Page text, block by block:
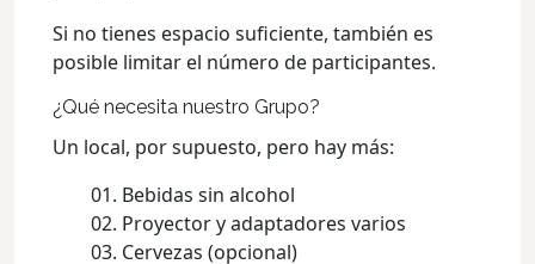
Si no tienes espacio suficiente, también es
posible limitar el número de participantes.
¿Qué necesita nuestro Grupo?
Un local, por supuesto, pero hay más:
Bebidas sin alcohol
Proyector y adaptadores varios
Cervezas (opcional)